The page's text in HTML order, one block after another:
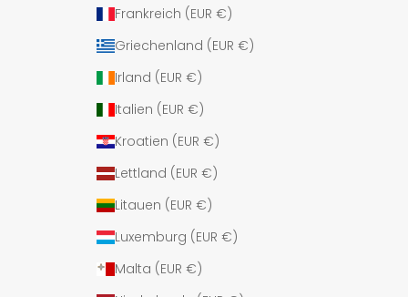
Frankreich (EUR €)
Griechenland (EUR €)
Irland (EUR €)
Italien (EUR €)
Kroatien (EUR €)
Lettland (EUR €)
Litauen (EUR €)
Luxemburg (EUR €)
Malta (EUR €)